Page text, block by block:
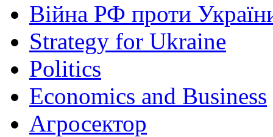
Війна РФ проти
Strategy for Ukraine
Politics
Economics and Business
Агросектор